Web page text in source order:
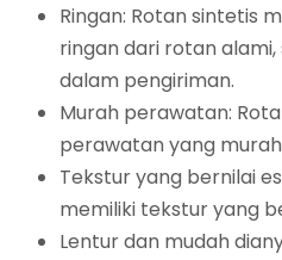
Ringan: Rotan sintetis
ringan dari rotan
dalam pengiriman.
Murah perawatan:
perawatan yang
Tekstur yang bernilai
memiliki tekstur yang
Lentur dan mudah